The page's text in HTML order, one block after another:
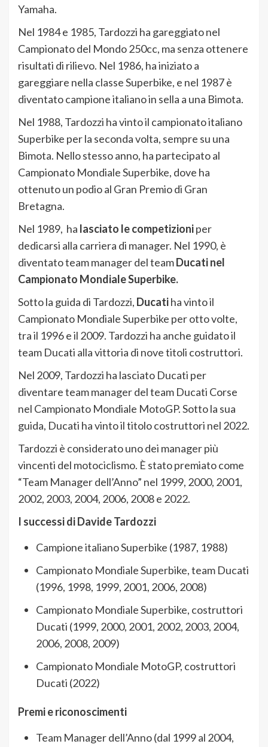
Yamaha.
Nel 1984 e 1985, Tardozzi ha gareggiato nel
Campionato del Mondo 250cc, ma senza ottenere
risultati di rilievo. Nel 1986, ha iniziato a
gareggiare nella classe Superbike, e nel 1987 è
diventato campione italiano in sella a una Bimota.
Nel 1988, Tardozzi ha vinto il campionato italiano
Superbike per la seconda volta, sempre su una
Bimota. Nello stesso anno, ha partecipato al
Campionato Mondiale Superbike, dove ha
ottenuto un podio al Gran Premio di Gran
Bretagna.
Nel 1989, ha lasciato le competizioniper
dedicarsi alla carriera di manager. Nel 1990, è
diventato team manager del teamDucati nel
Campionato Mondiale Superbike.
Sotto la guida di Tardozzi, Ducatiha vinto il
Campionato Mondiale Superbike per otto volte,
tra il 1996 e il 2009. Tardozzi ha anche guidato il
team Ducati alla vittoria di nove titoli costruttori.
Nel 2009, Tardozzi ha lasciato Ducati per
diventare team manager del team Ducati Corse
nel Campionato Mondiale MotoGP. Sotto la sua
guida, Ducati ha vinto il titolo costruttori nel 2022.
Tardozzi è considerato uno dei manager più
vincenti del motociclismo. È stato premiato come
“Team Manager dell’Anno” nel 1999, 2000, 2001,
2002, 2003, 2004, 2006, 2008 e 2022.
I successi di Davide Tardozzi
Campione italiano Superbike (1987, 1988)
Campionato Mondiale Superbike, team Ducati
(1996, 1998, 1999, 2001, 2006, 2008)
Campionato Mondiale Superbike, costruttori
Ducati (1999, 2000, 2001, 2002, 2003, 2004,
2006, 2008, 2009)
Campionato Mondiale MotoGP, costruttori
Ducati (2022)
Premi e riconoscimenti
Team Manager dell’Anno (dal 1999 al 2004,